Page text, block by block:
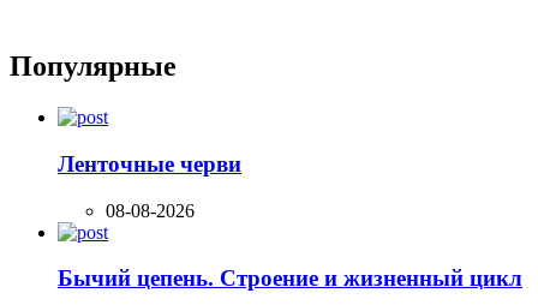
Популярные
Ленточные черви
08-08-2026
Бычий цепень. Строение и жизненный цикл